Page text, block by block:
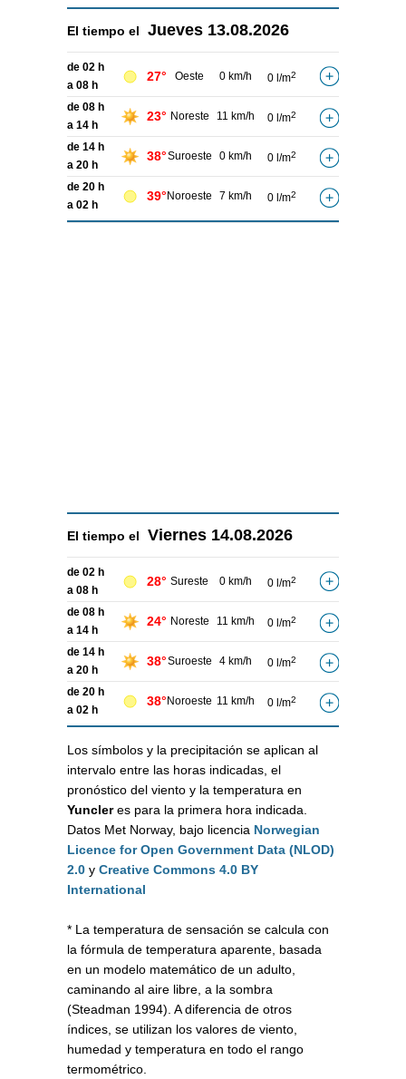
El tiempo el Jueves 13.08.2026
de 02 h
a 08 h
27° Oeste 0 km/h 0 l/m2
de 08 h
a 14 h
23° Noreste 11 km/h 0 l/m2
de 14 h
a 20 h
38°Suroeste 0 km/h 0 l/m2
de 20 h
a 02 h
39° Noroeste 7 km/h 0 l/m2
El tiempo el Viernes 14.08.2026
de 02 h
a 08 h
28° Sureste 0 km/h 0 l/m2
de 08 h
a 14 h
24° Noreste 11 km/h 0 l/m2
de 14 h
a 20 h
38°Suroeste 4 km/h 0 l/m2
de 20 h
a 02 h
38° Noroeste 11 km/h 0 l/m2
Los símbolos y la precipitación se aplican al
intervalo entre las horas indicadas, el
pronóstico del viento y la temperatura en
Yuncleres para la primera hora indicada.
Datos Met Norway, bajo licencia Norwegian
Licence for Open Government Data (NLOD)
2.0 y Creative Commons 4.0 BY
International
* La temperatura de sensación se calcula con
la fórmula de temperatura aparente, basada
en un modelo matemático de un adulto,
caminando al aire libre, a la sombra
(Steadman 1994). A diferencia de otros
índices, se utilizan los valores de viento,
humedad y temperatura en todo el rango
termométrico.